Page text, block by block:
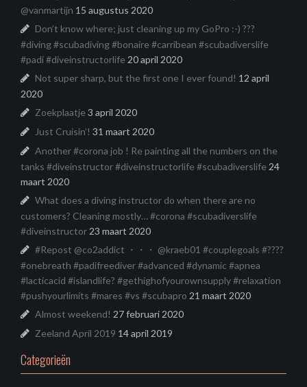
@vanmartijn 15 augustus 2020
Don’t know where; just cleaning up my GoPro :-) ???
#diving #scubadiving #bonaire #carribean #scubadiverslife
#padi #diveinstructorlife 20 april 2020
Not super sharp, but the first one I ever found! 12 april
2020
Zoekplaatje 3 april 2020
Just Cruisin’! 31 maart 2020
Another #corona job ! Re painting all the numbers on the
tanks #diveinstructor #diveinstructorlife #scubadiverslife 24
maart 2020
What does a diving instructor do when there are no
customers? Cleaning mostly… #corona #scubadiverslife
#diveinstructor 23 maart 2020
#Repost @co2addict ・・・ @kraeb01 #couplegoals #????
#onebreath #padifreediver #advanced #dynamic #apnea
#lacticacid #islandlife? #gethighofyourownsupply #relaxation
#pushyourlimits #mares #vs #scubapro 21 maart 2020
Almost weekend! 27 februari 2020
Zeeland April 2019 14 april 2019
Categorieën